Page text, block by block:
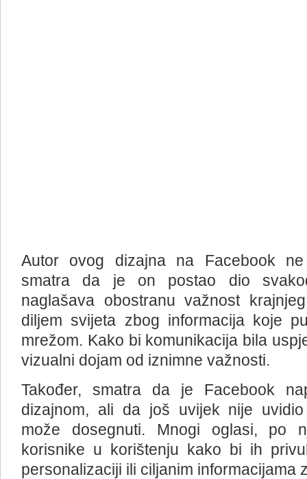
Autor ovog dizajna na Facebook
smatra da je on postao dio
naglašava obostranu važnost
diljem svijeta zbog informacija koje
mrežom. Kako bi komunikacija bila
vizualni dojam od iznimne važnosti.
Također, smatra da je Facebook
dizajnom, ali da još uvijek nije
može dosegnuti. Mnogi oglasi, po
korisnike u korištenju kako bi ih
personalizaciji ili ciljanim informacijama